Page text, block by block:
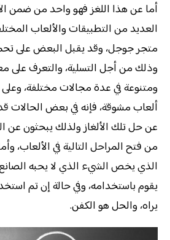
أما عن هذا اللغز فهو واحد من ضمن
العديد من التطبيقات والألعاب
متجر جوجل، وقد يقبل البعض على
وذلك من أجل التسلية، والتعرف على
ومتنوعة في عدة مجالات مختلفة،
ألعاب مشوقة، فإنه في بعض الحالات
عن حل تلك الألغاز ولذلك يبحثون عن
من فتح المراحل التالية في الألعاب،
الذي يخص الشيء الذي لا يحبه
يقوم باستخدامه، وفي حالة إن تم
يراه، والحل هوالكفن.